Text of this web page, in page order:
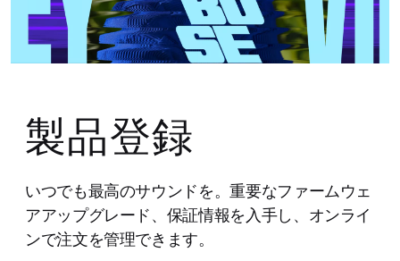
製品登録
いつでも最高のサウンドを。重要なファームウェ
アアップグレード、保証情報を入手し、オンライ
ンで注文を管理できます。